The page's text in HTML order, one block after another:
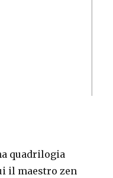
quadrilogia
il maestro zen